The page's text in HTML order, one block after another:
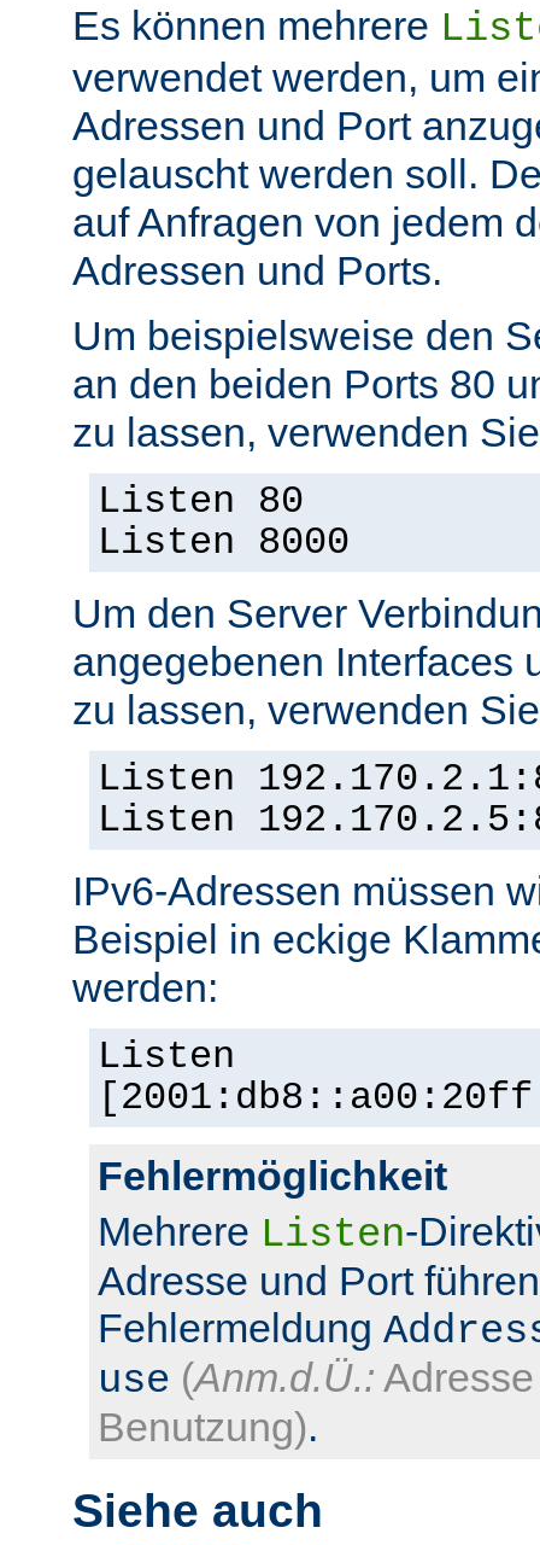
Es können mehrere
verwendet werden, um
Adressen und Port
gelauscht werden soll.
auf Anfragen von jedem
Adressen und Ports.
Um beispielsweise den
an den beiden Ports 80
zu lassen, verwenden
Listen 80
Listen 8000
Um den Server
angegebenen Interfaces
zu lassen, verwenden
Listen
Listen
IPv6-Adressen müssen
Beispiel in eckige
werden:
Listen
Fehlermöglichkeit
Mehrere Listen-
Adresse und Port
Fehlermeldung
use (Anm.d.Ü.:
Benutzung).
Siehe auch